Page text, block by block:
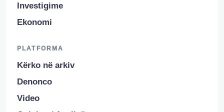
Investigime
Ekonomi
PLATFORMA
Kërko në arkiv
Denonco
Video